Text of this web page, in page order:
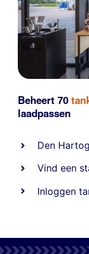
Beheert 70
laadpassen
Den
Vind een
Inloggen